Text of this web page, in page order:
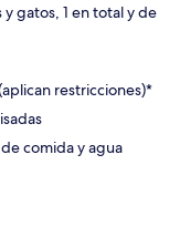
gatos, 1 en total y de
restricciones)*
comida y agua